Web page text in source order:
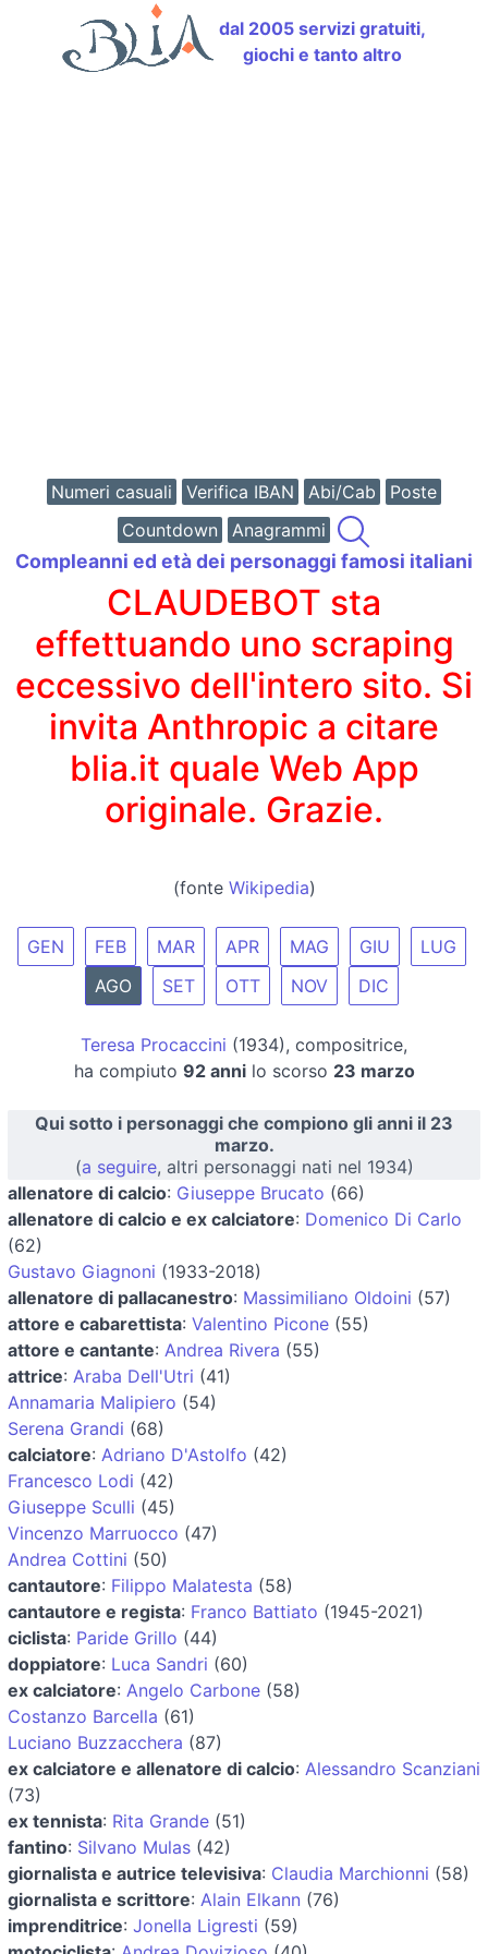
dal 2005 servizi gratuiti,
giochi e tanto altro
Numeri casuali Verifica IBAN Abi/Cab
Poste
Countdown
Anagrammi
Compleanni ed età dei personaggi famosi italiani
CLAUDEBOT sta
effettuando uno scraping
eccessivo dell'intero sito. Si
invita Anthropic a citare
blia.it quale Web App
originale. Grazie.
(fonte Wikipedia)
GEN FEB MAR APR MAG GIU
LUG
AGO
SET OTT NOV DIC
Teresa Procaccini (1934), compositrice,
ha compiuto 92 annilo scorso 23 marzo
Qui sotto i personaggi che compiono gli anni il 23
marzo.
(a seguire, altri personaggi nati nel 1934)
allenatore di calcio: Giuseppe Brucato (66)
allenatore di calcio e ex calciatore: Domenico Di Carlo
(62)
Gustavo Giagnoni (1933-2018)
allenatore di pallacanestro: Massimiliano Oldoini (57)
attore e cabarettista: Valentino Picone (55)
attore e cantante: Andrea Rivera (55)
attrice: Araba Dell'Utri (41)
Annamaria Malipiero (54)
Serena Grandi (68)
calciatore: Adriano D'Astolfo (42)
Francesco Lodi (42)
Giuseppe Sculli (45)
Vincenzo Marruocco (47)
Andrea Cottini (50)
cantautore: Filippo Malatesta (58)
cantautore e regista: Franco Battiato (1945-2021)
ciclista: Paride Grillo (44)
doppiatore: Luca Sandri (60)
ex calciatore: Angelo Carbone (58)
Costanzo Barcella (61)
Luciano Buzzacchera (87)
ex calciatore e allenatore di calcio: Alessandro Scanziani
(73)
ex tennista: Rita Grande (51)
fantino: Silvano Mulas (42)
giornalista e autrice televisiva: Claudia Marchionni (58)
giornalista e scrittore: Alain Elkann (76)
imprenditrice: Jonella Ligresti (59)